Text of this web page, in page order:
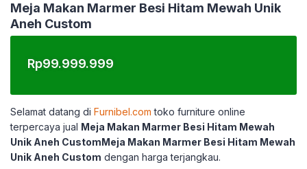
Meja Makan Marmer Besi Hitam Mewah Unik
Aneh Custom
Rp99.999.999
Selamat datang di Furnibel.com toko furniture online
terpercaya jual Meja Makan Marmer Besi Hitam Mewah
Unik Aneh CustomMeja Makan Marmer Besi Hitam Mewah
Unik Aneh Custom dengan harga terjangkau.